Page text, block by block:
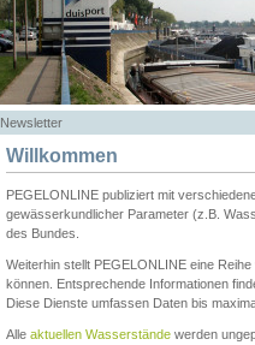
Newsletter
Willkommen
PEGELONLINE publiziert mit
gewässerkundlicher Parameter (z.B.
des Bundes.
Weiterhin stellt PEGELONLINE eine
können. Entsprechende Informationen
Diese Dienste umfassen Daten bis
Alle aktuellen Wasserstände werden